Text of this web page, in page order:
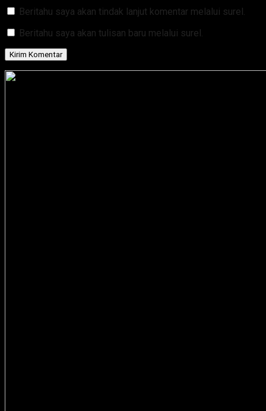
Beritahu saya akan tindak lanjut komentar melalui surel.
Beritahu saya akan tulisan baru melalui surel.